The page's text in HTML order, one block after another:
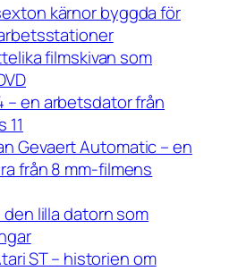
kärnor byggda för
filmskivan som
– en arbetsdator från
Gevaert Automatic – en
från 8 mm-filmens
den lilla datorn som
ST – historien om